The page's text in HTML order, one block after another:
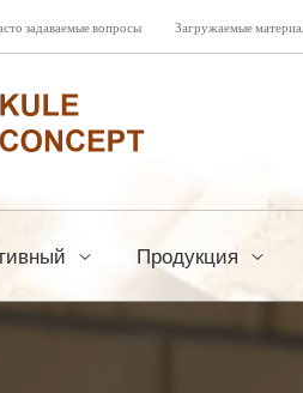
задаваемые вопросы Загружаемые
Продукция